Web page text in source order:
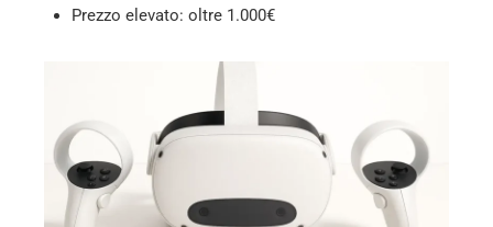
Prezzo elevato: oltre 1.000€